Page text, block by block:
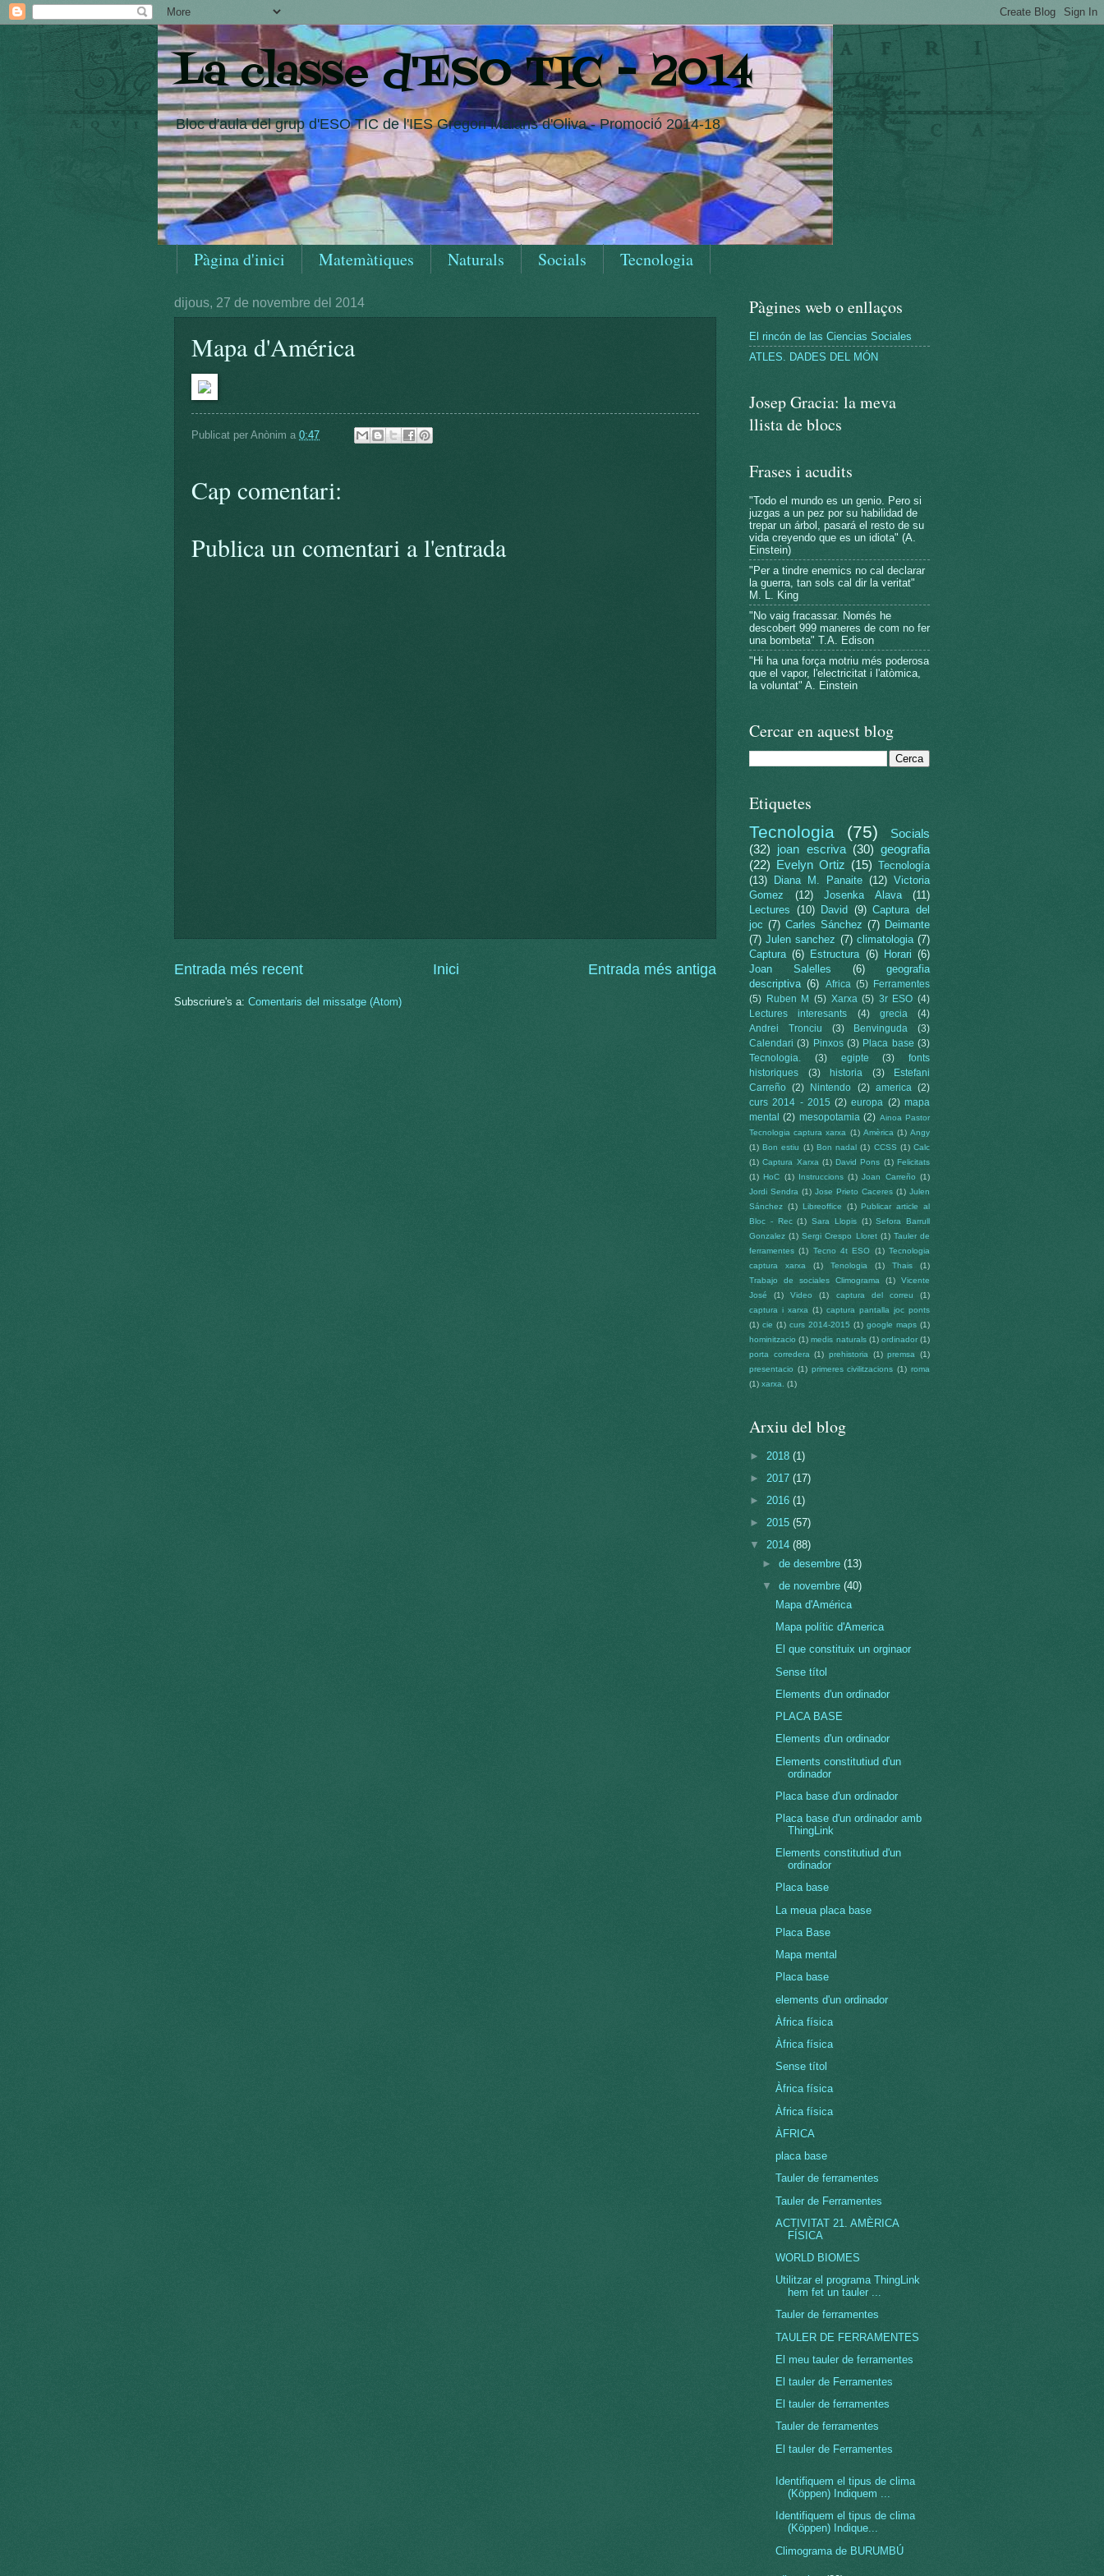
La classe d'ESO TIC - 2014
Bloc d'aula del grup d'ESO TIC de l'IES Gregori Maians d'Oliva - Promoció 2014-18
Pàgina d'inici Matemàtiques Naturals Socials Tecnologia
dijous, 27 de novembre del 2014
Mapa d'América
Publicat per Anònim a 0:47
Cap comentari:
Publica un comentari a l'entrada
Entrada més recent Entrada més antiga
Inici
Subscriure's a: Comentaris del missatge (Atom)
Pàgines web o enllaços
El rincón de las Ciencias Sociales
ATLES. DADES DEL MÓN
Josep Gracia: la meva
llista de blocs
Frases i acudits
"Todo el mundo es un genio. Pero si
juzgas a un pez por su habilidad de
trepar un árbol, pasará el resto de su
vida creyendo que es un idiota" (A.
Einstein)
"Per a tindre enemics no cal declarar
la guerra, tan sols cal dir la veritat"
M. L. King
"No vaig fracassar. Només he
descobert 999 maneres de com no fer
una bombeta" T.A. Edison
"Hi ha una força motriu més poderosa
que el vapor, l'electricitat i l'atòmica,
la voluntat" A. Einstein
Cercar en aquest blog
Etiquetes
Tecnologia (75)
Socials
(32) joan escriva (30) geografia
(22) Evelyn Ortiz (15) Tecnología
(13)
Diana M. Panaite (12) Victoria
Gomez
(12) Josenka Alava
(11)
Lectures (10) David (9) Captura del
joc (7) Carles Sánchez (7) Deimante
(7) Julen sanchez (7) climatologia (7)
Captura (6) Estructura (6) Horari (6)
Joan Salelles
(6)
geografia
descriptiva (6) Africa (5)
Ferramentes
(5)
Ruben M (5) Xarxa (5) 3r ESO (4)
Lectures interesants
(4) grecia
(4)
Andrei Tronciu
(3) Benvinguda
(3)
Calendari (3) Pinxos (3) Placa base (3)
Tecnologia.
(3) egipte (3)
fonts
historiques
(3) historia (3)
Estefani
Carreño
(2) Nintendo (2) america
(2)
curs 2014 - 2015 (2) europa (2) mapa
mental
(2) mesopotamia (2) Ainoa Pastor
Tecnologia captura xarxa (1) Amèrica (1) Angy
(1) Bon estiu (1) Bon nadal (1) CCSS (1) Calc
(1) Captura Xarxa (1) David Pons (1) Felicitats
(1) HoC (1) Instruccions (1) Joan Carreño (1)
Jordi Sendra (1) Jose Prieto Caceres (1) Julen
Sánchez (1) Libreoffice (1) Publicar article al
Bloc - Rec (1) Sara Llopis (1) Sefora Barrull
Gonzalez (1) Sergi Crespo Lloret (1) Tauler de
ferramentes (1) Tecno 4t ESO (1) Tecnologia
captura xarxa
(1) Tenologia (1) Thais
(1)
Trabajo de sociales Climograma
(1)
Vicente
José
(1) Video (1) captura del correu
(1)
captura i xarxa (1) captura pantalla joc ponts
(1) cie (1) curs 2014-2015 (1) google maps (1)
hominitzacio (1) medis naturals (1) ordinador (1)
porta corredera (1) prehistoria (1) premsa
(1)
presentacio (1) primeres civilitzacions (1) roma
(1) xarxa. (1)
Arxiu del blog
► 2018 (1)
► 2017 (17)
► 2016 (1)
► 2015 (57)
▼ 2014 (88)
►de desembre(13)
▼de novembre(40)
Mapa d'América
Mapa polític d'America
El que constituix un orginaor
Sense títol
Elements d'un ordinador
PLACA BASE
Elements d'un ordinador
Elements constitutiud d'un
ordinador
Placa base d'un ordinador
Placa base d'un ordinador amb
ThingLink
Elements constitutiud d'un
ordinador
Placa base
La meua placa base
Placa Base
Mapa mental
Placa base
elements d'un ordinador
Àfrica física
Àfrica física
Sense títol
Àfrica física
Àfrica física
ÀFRICA
placa base
Tauler de ferramentes
Tauler de Ferramentes
ACTIVITAT 21. AMÈRICA
FÍSICA
WORLD BIOMES
Utilitzar el programa ThingLink
hem fet un tauler ...
Tauler de ferramentes
TAULER DE FERRAMENTES
El meu tauler de ferramentes
El tauler de Ferramentes
El tauler de ferramentes
Tauler de ferramentes
El tauler de Ferramentes
Identifiquem el tipus de clima
(Köppen) Indiquem ...
Identifiquem el tipus de clima
(Köppen) Indique...
Climograma de BURUMBÚ